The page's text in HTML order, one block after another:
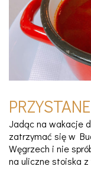
Jadąc na wakacje
zatrzymać się w
Węgrzech i nie
na uliczne stoiska